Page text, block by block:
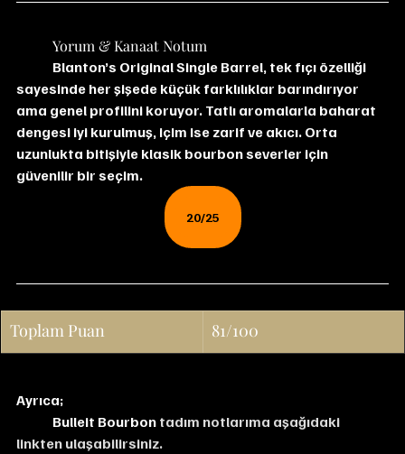
	Yorum & Kanaat Notum
Blanton’s Original Single Barrel, tek fıçı özelliği
sayesinde her şişede küçük farklılıklar barındırıyor
ama genel profilini koruyor. Tatlı aromalarla baharat
dengesi iyi kurulmuş, içim ise zarif ve akıcı. Orta
uzunlukta bitişiyle klasik bourbon severler için
güvenilir bir seçim.
20/25
Toplam Puan 81/100
Ayrıca;
Bulleit Bourbon tadım notlarıma aşağıdaki
linkten ulaşabilirsiniz.